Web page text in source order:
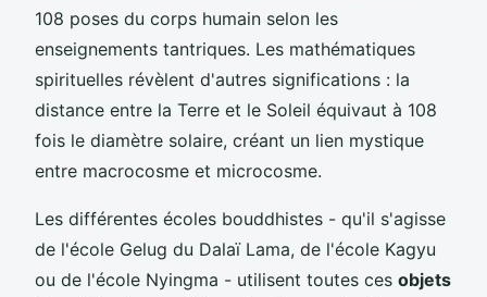
108 poses du corps humain selon les
enseignements tantriques. Les mathématiques
spirituelles révèlent d'autres significations : la
distance entre la Terre et le Soleil équivaut à 108
fois le diamètre solaire, créant un lien mystique
entre macrocosme et microcosme.
Les différentes écoles bouddhistes - qu'il s'agisse
de l'école Gelug du Dalaï Lama, de l'école Kagyu
ou de l'école Nyingma - utilisent toutes ces objets